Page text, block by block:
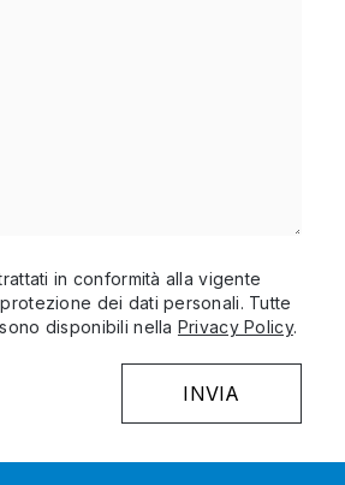
in conformità alla vigente
dei dati personali. Tutte
disponibili nella Privacy Policy.